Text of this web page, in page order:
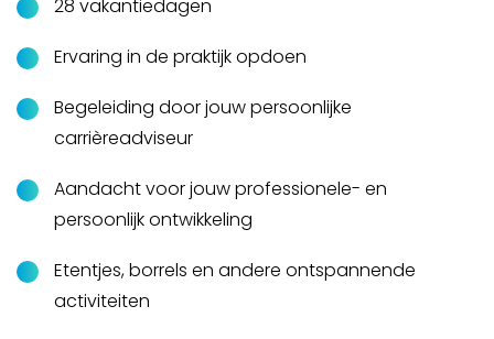
28 vakantiedagen
Ervaring in de praktijk opdoen
Begeleiding door jouw persoonlijke
carrièreadviseur
Aandacht voor jouw professionele- en
persoonlijk ontwikkeling
Etentjes, borrels en andere ontspannende
activiteiten